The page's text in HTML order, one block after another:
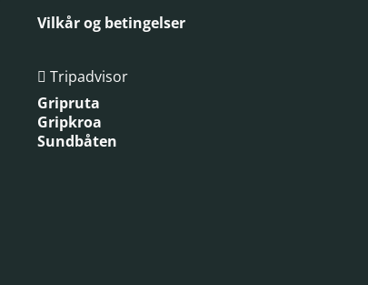
Vilkår og betingelser
 Tripadvisor
Gripruta
Gripkroa
Sundbåten